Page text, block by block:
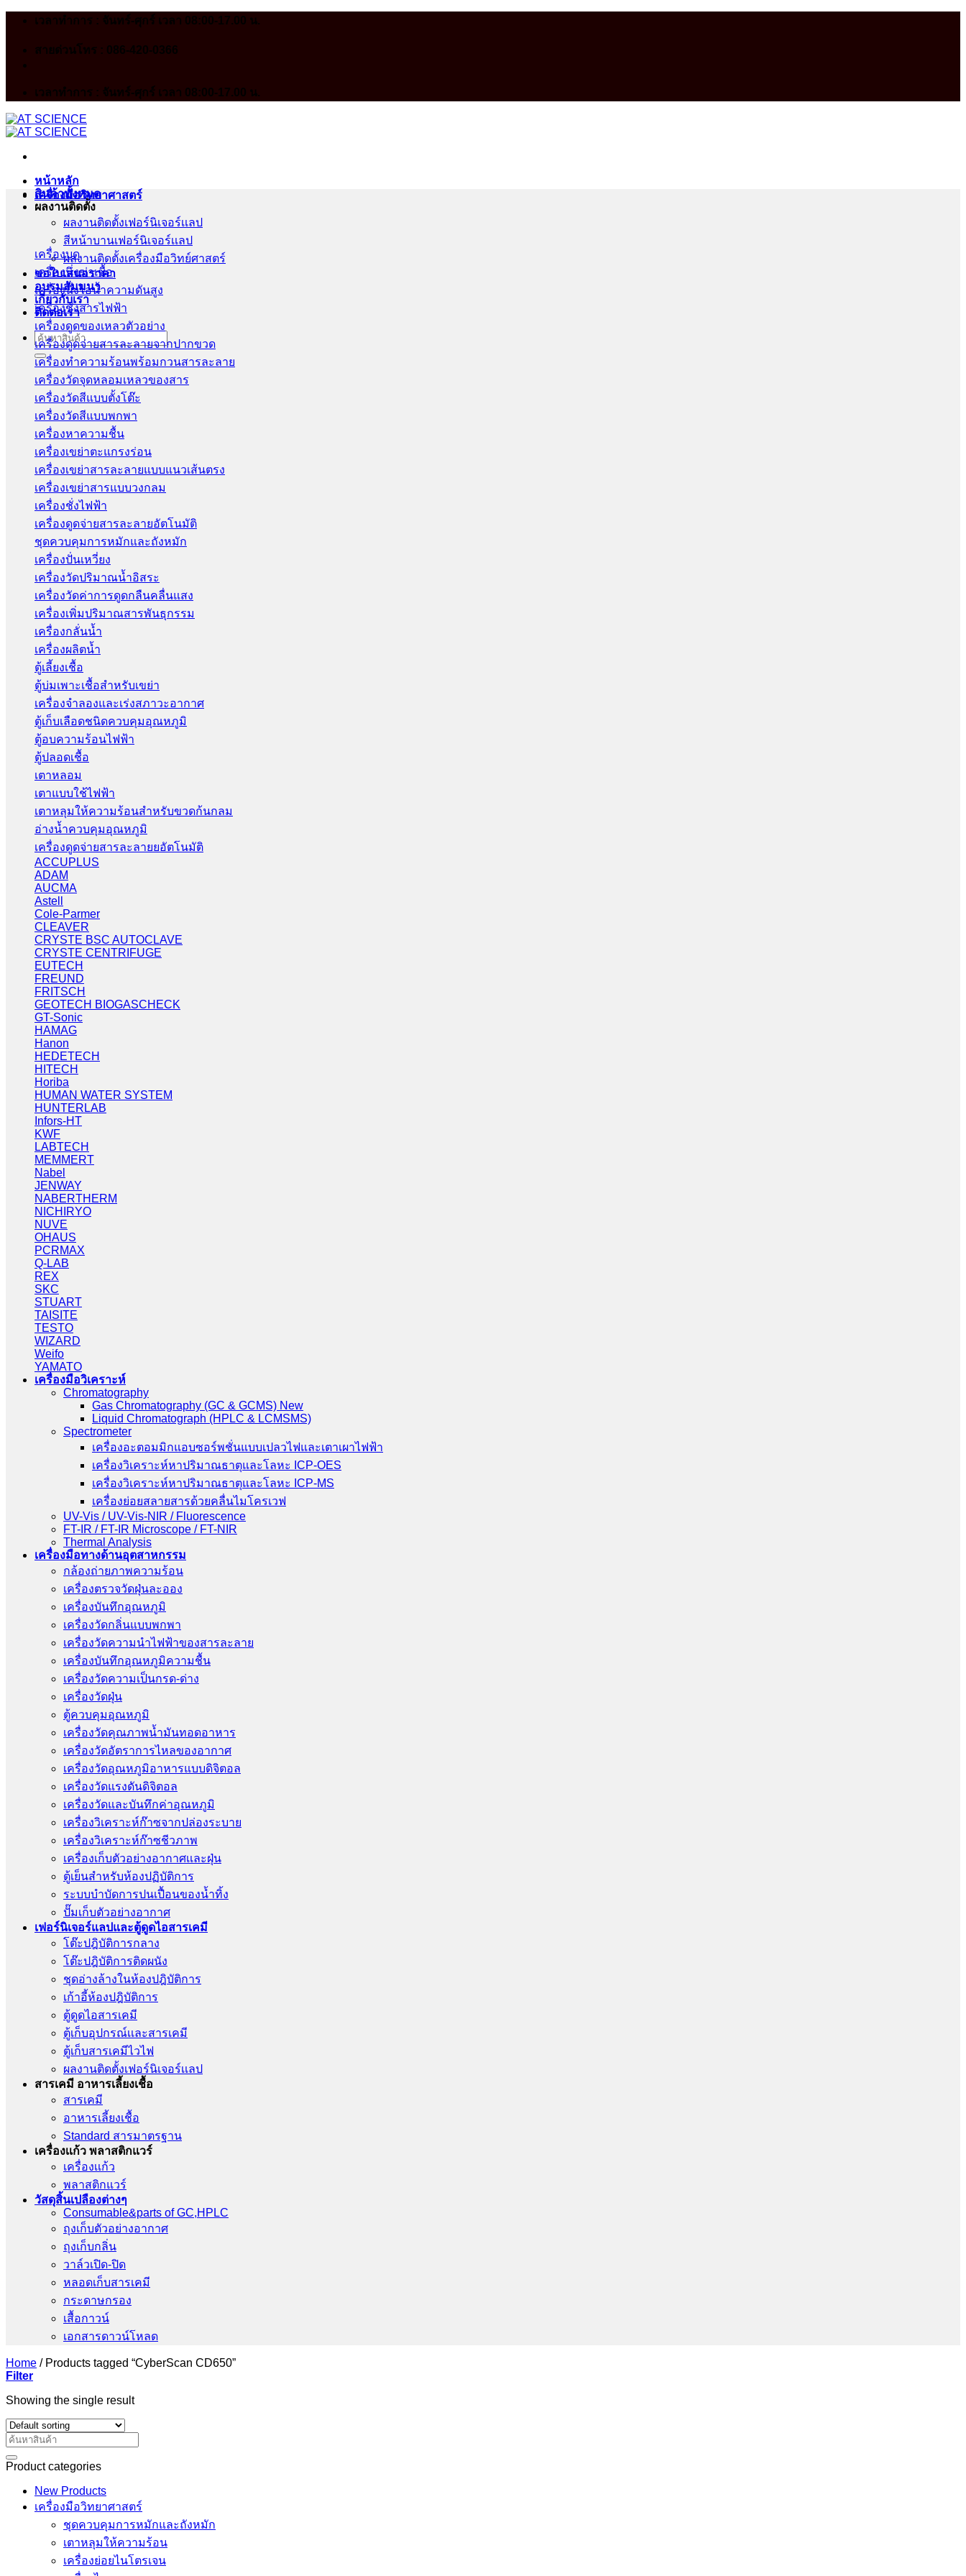
Skip
เวลาทำการ : จันทร์-ศุกร์ เวลา 08:00-17.00 น.
สายด่วนโทร : 086-420-0366
เวลาทำการ : จันทร์-ศุกร์ เวลา 08:00-17.00 น.
หน้าหลัก
สินค้าทั้งหมด
ผลงานติดตั้ง
ผลงานติดตั้งเฟอร์นิเจอร์เเลป
สีหน้าบานเฟอร์นิเจอร์เเลป
ผลงานติดตั้งเครื่องมือวิทย์ศาสตร์
ขอใบเสนอราคา
อบรมสัมมนา
เกี่ยวกับเรา
ติดต่อเรา
Search
for:
เครื่องมือวิทยาศาสตร์
เครื่องบด
เครื่องนึ่งฆ่าเชื้อ
เครื่องนึ่งไอน้ำความดันสูง
เครื่องชั่งสารไฟฟ้า
เครื่องดูดของเหลวตัวอย่าง
เครื่องดูดจ่ายสารละลายจากปากขวด
เครื่องทำความร้อนพร้อมกวนสารละลาย
เครื่องวัดจุดหลอมเหลวของสาร
เครื่องวัดสีแบบตั้งโต๊ะ
เครื่องวัดสีแบบพกพา
เครื่องหาความชื้น
เครื่องเขย่าตะแกรงร่อน
เครื่องเขย่าสารละลายแบบแนวเส้นตรง
เครื่องเขย่าสารแบบวงกลม
เครื่องชั่งไฟฟ้า
เครื่องดูดจ่ายสารละลายอัตโนมัติ
ชุดควบคุมการหมักและถังหมัก
เครื่องปั่นเหวี่ยง
เครื่องวัดปริมาณน้ำอิสระ
เครื่องวัดค่าการดูดกลืนคลื่นแสง
เครื่องเพิ่มปริมาณสารพันธุกรรม
เครื่องกลั่นน้ำ
เครื่องผลิตน้ำ
ตู้เลี้ยงเชื้อ
ตู้บ่มเพาะเชื้อสำหรับเขย่า
เครื่องจำลองและเร่งสภาวะอากาศ
ตู้เก็บเลือดชนิดควบคุมอุณหภูมิ
ตู้อบความร้อนไฟฟ้า
ตู้ปลอดเชื้อ
เตาหลอม
เตาแบบใช้ไฟฟ้า
เตาหลุมให้ความร้อนสำหรับขวดก้นกลม
อ่างน้ำควบคุมอุณหภูมิ
เครื่องดูดจ่ายสารละลายยอัตโนมัติ
ACCUPLUS
ADAM
AUCMA
Astell
Cole-Parmer
CLEAVER
CRYSTE BSC AUTOCLAVE
CRYSTE CENTRIFUGE
EUTECH
FREUND
FRITSCH
GEOTECH BIOGASCHECK
GT-Sonic
HAMAG
Hanon
HEDETECH
HITECH
Horiba
HUMAN WATER SYSTEM
HUNTERLAB
Infors-HT
KWF
LABTECH
MEMMERT
Nabel
JENWAY
NABERTHERM
NICHIRYO
NUVE
OHAUS
PCRMAX
Q-LAB
REX
SKC
STUART
TAISITE
TESTO
WIZARD
Weifo
YAMATO
เครื่องมือวิเคราะห์
Chromatography
Gas Chromatography (GC & GCMS) New
Liquid Chromatograph (HPLC & LCMSMS)
Spectrometer
เครื่องอะตอมมิกแอบซอร์พชั่นแบบเปลวไฟและเตาเผาไฟฟ้า
เครื่องวิเคราะห์หาปริมาณธาตุและโลหะ ICP-OES
เครื่องวิเคราะห์หาปริมาณธาตุและโลหะ ICP-MS
เครื่องย่อยสลายสารด้วยคลื่นไมโครเวฟ
UV-Vis / UV-Vis-NIR / Fluorescence
FT-IR / FT-IR Microscope / FT-NIR
Thermal Analysis
เครื่องมือทางด้านอุตสาหกรรม
กล้องถ่ายภาพความร้อน
เครื่องตรวจวัดฝุ่นละออง
เครื่องบันทึกอุณหภูมิ
เครื่องวัดกลิ่นแบบพกพา
เครื่องวัดความนําไฟฟ้าของสารละลาย
เครื่องบันทึกอุณหภูมิความชื้น
เครื่องวัดความเป็นกรด-ด่าง
เครื่องวัดฝุ่น
ตู้ควบคุมอุณหภูมิ
เครื่องวัดคุณภาพน้ำมันทอดอาหาร
เครื่องวัดอัตราการไหลของอากาศ
เครื่องวัดอุณหภูมิอาหารแบบดิจิตอล
เครื่องวัดแรงดันดิจิตอล
เครื่องวัดและบันทึกค่าอุณหภูมิ
เครื่องวิเคราะห์ก๊าซจากปล่องระบาย
เครื่องวิเคราะห์ก๊าซชีวภาพ
เครื่องเก็บตัวอย่างอากาศเเละฝุ่น
ตู้เย็นสำหรับห้องปฏิบัติการ
ระบบบำบัดการปนเปื้อนของน้ำทิ้ง
ปั๊มเก็บตัวอย่างอากาศ
เฟอร์นิเจอร์แลปและตู้ดูดไอสารเคมี
โต๊ะปฎิบัติการกลาง
โต๊ะปฎิบัติการติดผนัง
ชุดอ่างล้างในห้องปฎิบัติการ
เก้าอี้ห้องปฎิบัติการ
ตู้ดูดไอสารเคมี
ตู้เก็บอุปกรณ์เเละสารเคมี
ตู้เก็บสารเคมีไวไฟ
ผลงานติดตั้งเฟอร์นิเจอร์เเลป
สารเคมี อาหารเลี้ยงเชื้อ
สารเคมี
อาหารเลี้ยงเชื้อ
Standard สารมาตรฐาน
เครื่องเเก้ว พลาสติกแวร์
เครื่องเเก้ว
พลาสติกแวร์
วัสดุสิ้นเปลืองต่างๆ
Consumable&parts of GC,HPLC
ถุงเก็บตัวอย่างอากาศ
ถุงเก็บกลิ่น
วาล์วเปิด-ปิด
หลอดเก็บสารเคมี
กระดาษกรอง
เสื้อกาวน์
เอกสารดาวน์โหลด
Home /Products tagged “CyberScan CD650”
Filter
Showing the single result
Search
for:
Product categories
New Products
เครื่องมือวิทยาศาสตร์
ชุดควบคุมการหมักและถังหมัก
เตาหลุมให้ความร้อน
เครื่องย่อยไนโตรเจน